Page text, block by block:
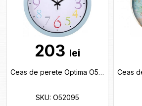
203 lei
Ceas de perete Optima O52095
SKU: O52095